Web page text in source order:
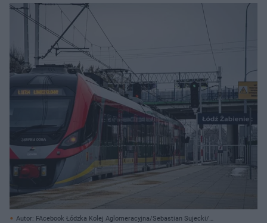
Autor: FAcebook Łódzka Kolej Aglomeracyjna/Sebastian Sujecki/